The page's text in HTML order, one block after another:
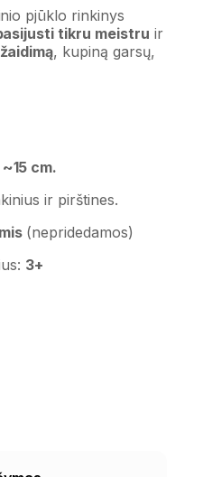
pjūklo rinkinys
tikru meistru ir
, kupiną garsų,
~15 cm.
ir pirštines.
(nepridedamos)
3+